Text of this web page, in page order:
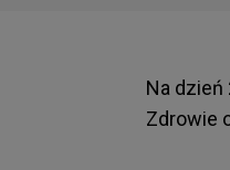
Na
Zdrowie